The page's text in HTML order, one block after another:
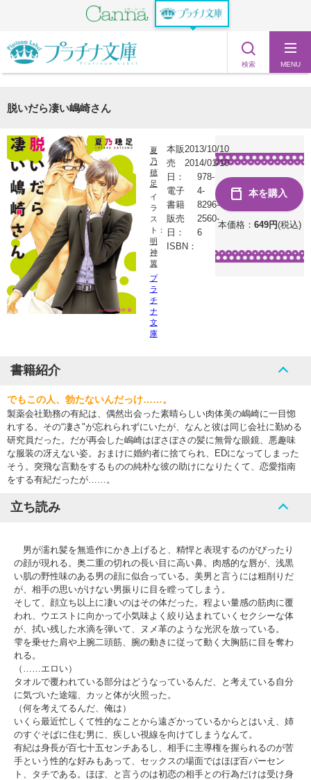
検索 MENU
脱いだら凄い嶋崎さん
夏
乃
穂
足
イ
ラ
ス
ト：
明
神
翼
プ
ラ
チ
ナ
文
庫
本を購入
本価格： 649円(税込)
本販
売
日：
2013/10/10
電子
書籍
販売
日：
2014/01/10
ISBN：
978-
4-
8296-
2560-
6
書籍紹介
でもこの人、勃たないんだっけ……。
製薬会社勤務の有紀は、偶然出会った素晴らしい肉体美の嶋崎に一目惚
れする。その“凄さ"が忘れられずにいたが、なんと彼は同じ会社に勤める
研究員だった。だが再会した嶋崎はぼさぼさの髪に無骨な眼鏡、悪趣味
な服装の冴えない姿。おまけに婚約者に捨てられ、EDになってしまった
そう。突飛な言動をするものの純朴な彼の助けになりたくて、恋愛指南
をする有紀だったが……。
立ち読み
男が濡れ髪を無造作にかき上げると、精悍と表現するのがぴったり
の顔が現れる。奥二重の切れの長い目に高い鼻。肉感的な唇が、浅黒
い肌の野性味のある男の顔に似合っている。美男と言うには粗削りだ
が、相手の思いがけない男振りに目を瞠ってしまう。
そして、顔立ち以上に凄いのはその体だった。程よい量感の筋肉に覆
われ、ウエストに向かって小気味よく絞り込まれていくセクシーな体
が、拭い残した水滴を弾いて、ヌメ革のような光沢を放っている。
雫を乗せた肩や上腕二頭筋、腕の動きに従って動く大胸筋に目を奪わ
れる。
（……エロい）
タオルで覆われている部分はどうなっているんだ、と考えている自分
に気づいた途端、カッと体が火照った。
（何を考えてるんだ、俺は）
いくら最近忙しくて性的なことから遠ざかっているからとはいえ、姉
のすぐそばに住む男に、疾しい視線を向けてしまうなんて。
有紀は身長が百七十五センチあるし、相手に主導権を握られるのが苦
手という性的な好みもあって、セックスの場面ではほぼ百パーセン
ト、タチである。ほぼ、と言うのは初恋の相手との行為だけは受け身